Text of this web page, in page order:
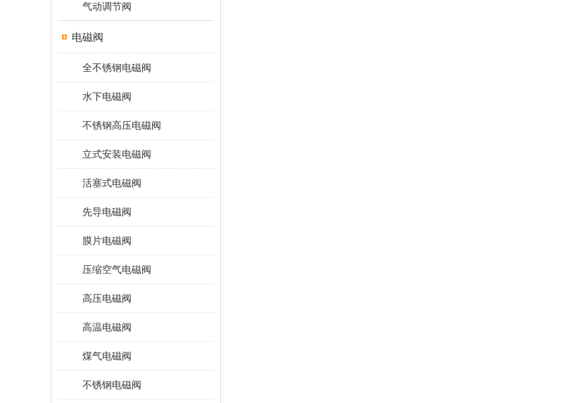
气动调节阀
电磁阀
全不锈钢电磁阀
水下电磁阀
不锈钢高压电磁阀
立式安装电磁阀
活塞式电磁阀
先导电磁阀
膜片电磁阀
压缩空气电磁阀
高压电磁阀
高温电磁阀
煤气电磁阀
不锈钢电磁阀